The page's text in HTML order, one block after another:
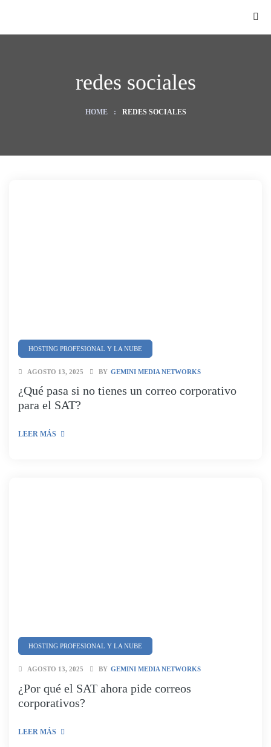
redes sociales
HOME : REDES SOCIALES
HOSTING PROFESIONAL Y LA NUBE
¿Qué pasa si no tienes un correo corporativo
para el SAT?
AGOSTO 13, 2025 BY GEMINI MEDIA NETWORKS
LEER MÁS
HOSTING PROFESIONAL Y LA NUBE
¿Por qué el SAT ahora pide correos
corporativos?
AGOSTO 13, 2025 BY GEMINI MEDIA NETWORKS
LEER MÁS